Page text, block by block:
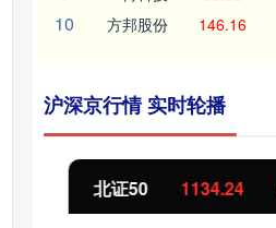
10 方邦股份 146.16
沪深京行情 实时轮播
北证50 1134.24